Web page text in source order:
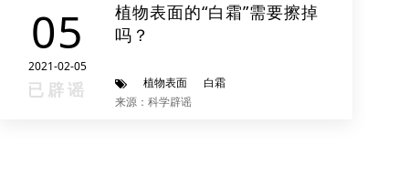
05
2021-02-05
已辟谣
植物表面的“白霜”需要擦掉
吗？
植物表面
白霜
来源：科学辟谣